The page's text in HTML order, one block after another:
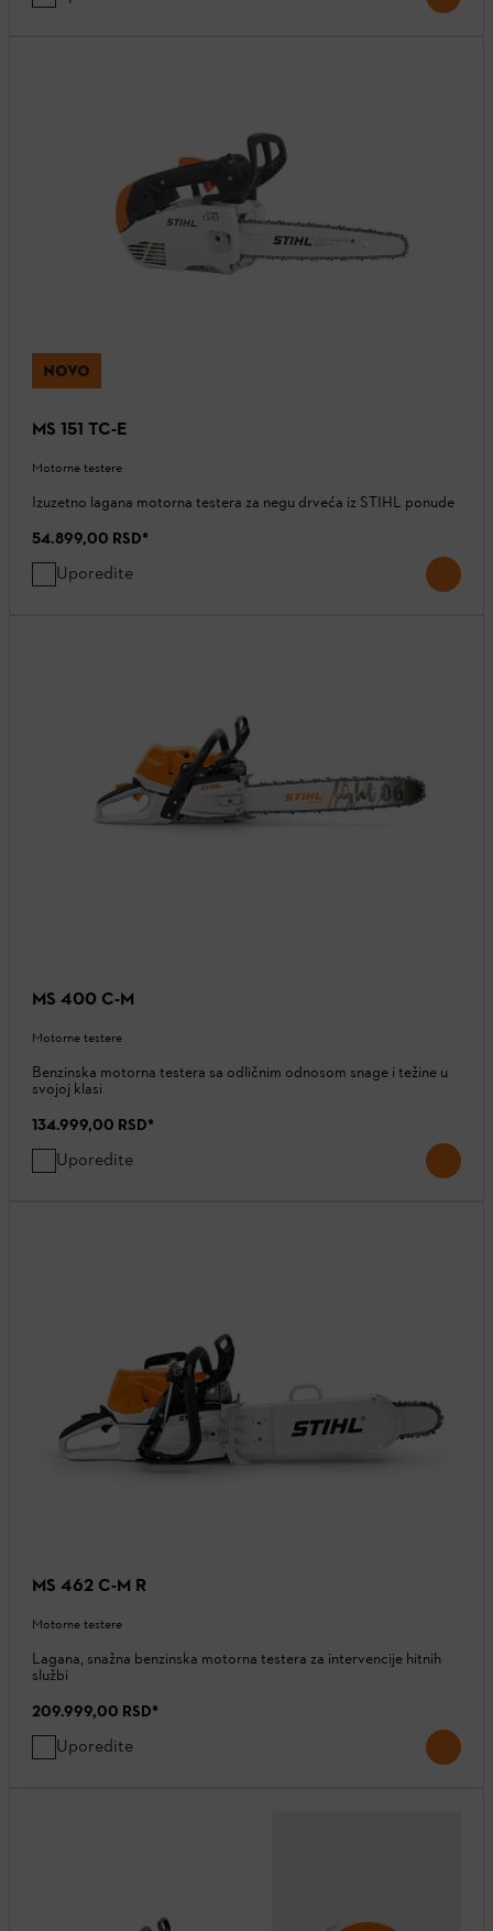
NOVO
MS 151 TC-E
Motorne testere
Izuzetno lagana motorna testera za negu drveća iz STIHL ponude
54.899,00 RSD*
Uporedite
MS 400 C-M
Motorne testere
Benzinska motorna testera sa odličnim odnosom snage i težine u
svojoj klasi
134.999,00 RSD*
Uporedite
MS 462 C-M R
Motorne testere
Lagana, snažna benzinska motorna testera za intervencije hitnih
službi
209.999,00 RSD*
Uporedite